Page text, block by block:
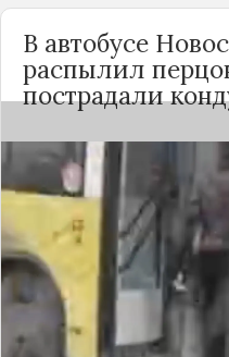
В автобусе
распылил
пострадали
Вечером 24 сентября
№18 в Новосибирске
применением
сообщили очевидцы в
«Инцидент
мужчина с бородой
с кондуктором, затем
пассажирами. В ходе
газовый баллончик и